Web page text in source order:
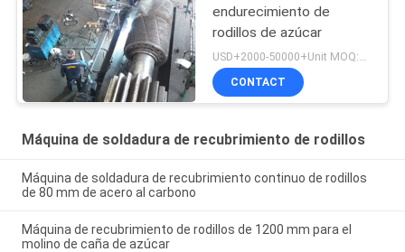
endurecimiento de
rodillos de azúcar
USD+2000-50000+Unit MOQ:1 unidad
CONTACT
Máquina de soldadura de recubrimiento de rodillos
Máquina de soldadura de recubrimiento continuo de rodillos
de 80 mm de acero al carbono
Máquina de recubrimiento de rodillos de 1200 mm para el
molino de caña de azúcar